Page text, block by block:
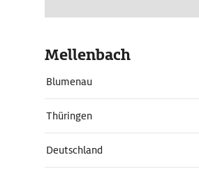
Mellenbach
Blumenau
Thüringen
Deutschland